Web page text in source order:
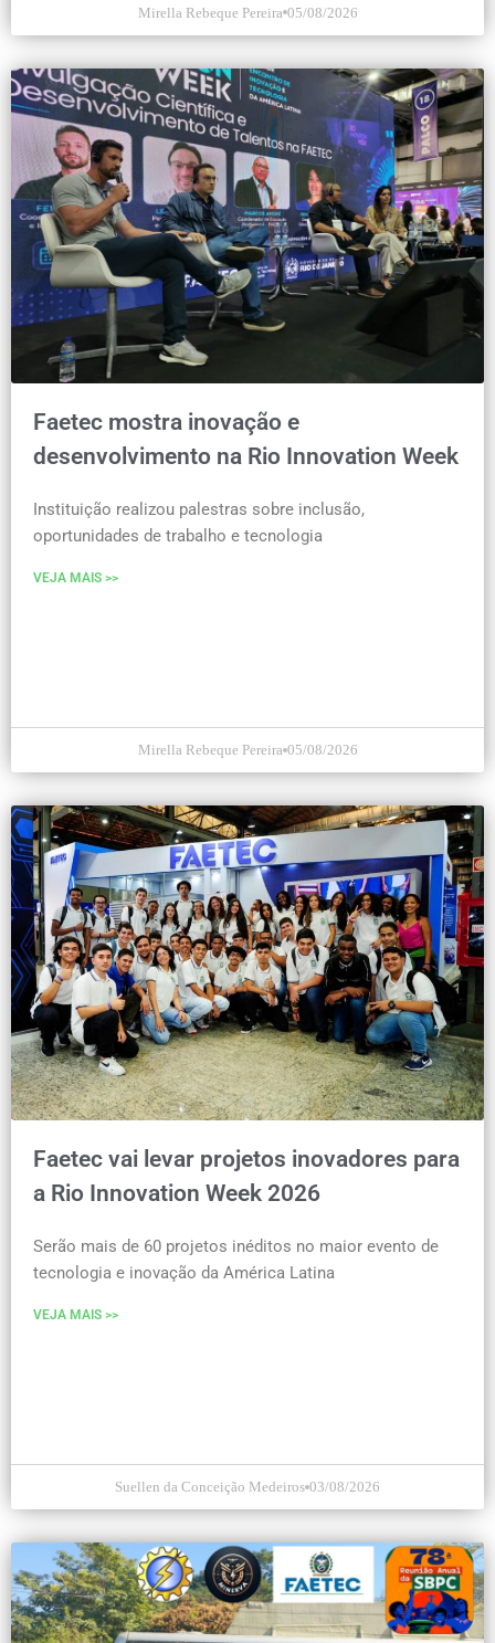
Mirella Rebeque Pereira 05/08/2026
Faetec mostra inovação e
desenvolvimento na Rio Innovation Week
Instituição realizou palestras sobre inclusão,
oportunidades de trabalho e tecnologia
VEJA MAIS >>
Mirella Rebeque Pereira 05/08/2026
Faetec vai levar projetos inovadores para
a Rio Innovation Week 2026
Serão mais de 60 projetos inéditos no maior evento de
tecnologia e inovação da América Latina
VEJA MAIS >>
Suellen da Conceição Medeiros 03/08/2026